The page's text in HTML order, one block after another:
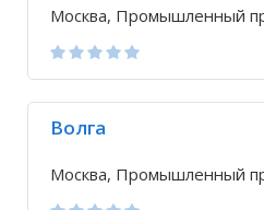
Москва, Промышленный
Волга
Москва, Промышленный